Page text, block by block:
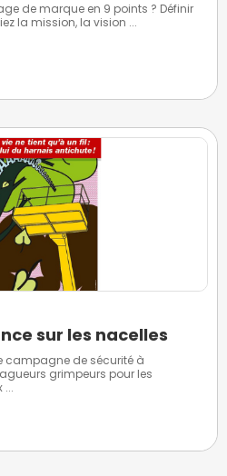
de marque en 9 points ? Définir
la mission, la vision ...
sur les nacelles
campagne de sécurité à
grimpeurs pour les
...